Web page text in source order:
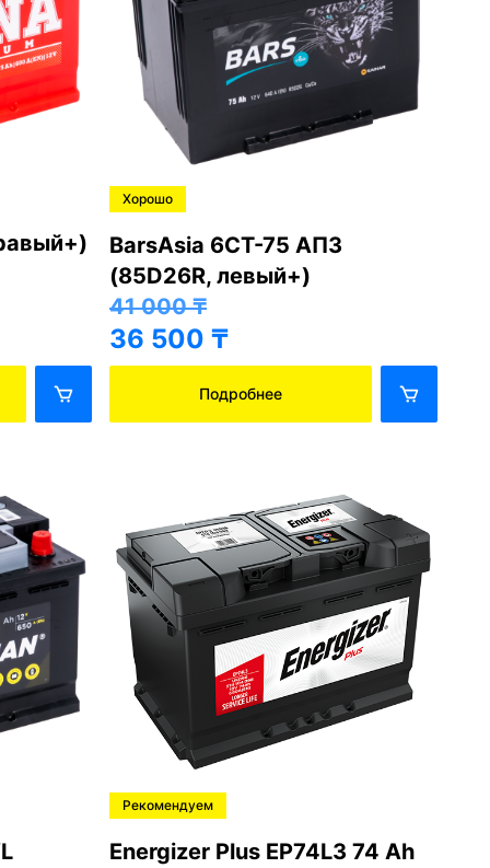
Хорошо
BarsAsia 6СТ-75 АПЗ
(85D26R, левый+)
41 000₸
36 500 ₸
Подробнее
Рекомендуем
Energizer Plus EP74L3 74 Ah